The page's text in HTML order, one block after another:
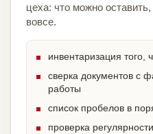
цеха: что можно
вовсе.
инвентаризация того,
сверка документов с
работы
список пробелов в
проверка